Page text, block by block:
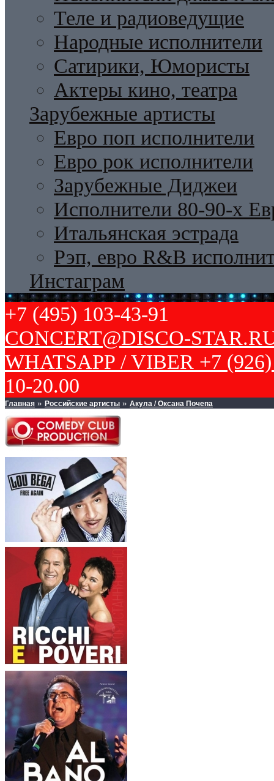
Теле и радиоведущие
Народные исполнители
Сатирики, Юмористы
Актеры кино, театра
Зарубежные артисты
Евро поп исполнители
Евро рок исполнители
Зарубежные Диджеи
Исполнители 80-90-х
Итальянская эстрада
Рэп, евро R&B
Инстаграм
+7 (495) 103-43-91
CONCERT@DISCO-
WHATSAPP / VIBER +7
10-20.00
Главная » Российские артисты » Акула / Оксана Почепа